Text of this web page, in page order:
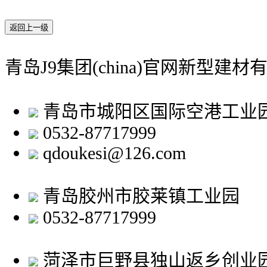
返回上一级
青岛J9集团(china)官网新型建材
青岛市城阳区国际空港工业
0532-87717999
qdoukesi@126.com
青岛胶州市胶莱镇工业园
0532-87717999
菏泽市巨野县独山返乡创业